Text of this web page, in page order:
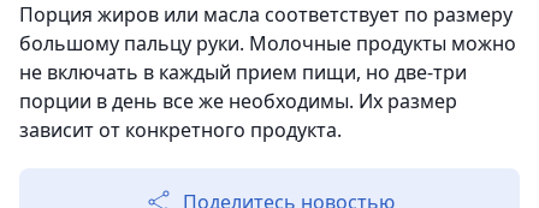
Порция жиров или масла соответствует по размеру
большому пальцу руки. Молочные продукты можно
не включать в каждый прием пищи, но две-три
порции в день все же необходимы. Их размер
зависит от конкретного продукта.
Поделитесь новостью